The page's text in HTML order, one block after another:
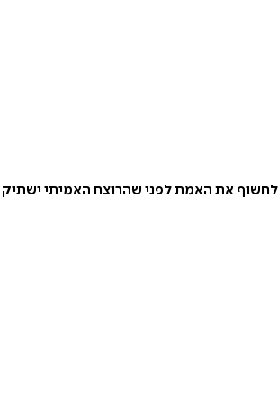
את האמת לפני שהרוצח האמיתי ישתיק